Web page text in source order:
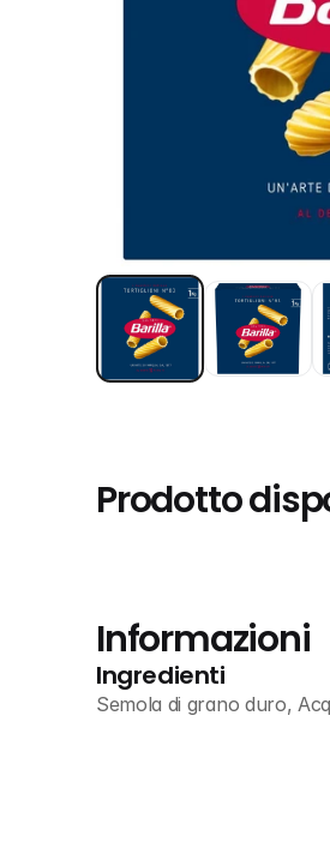
Prodotto
Informazioni
Ingredienti
Semola di grano duro,